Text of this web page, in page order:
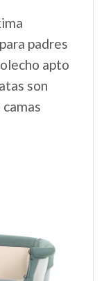
padres
apto
son